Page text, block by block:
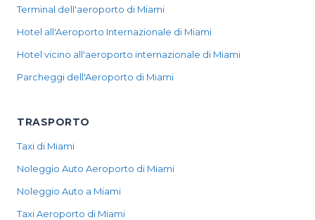
Terminal dell'aeroporto di Miami
Hotel all'Aeroporto Internazionale di Miami
Hotel vicino all'aeroporto internazionale di Miami
Parcheggi dell'Aeroporto di Miami
TRASPORTO
Taxi di Miami
Noleggio Auto Aeroporto di Miami
Noleggio Auto a Miami
Taxi Aeroporto di Miami